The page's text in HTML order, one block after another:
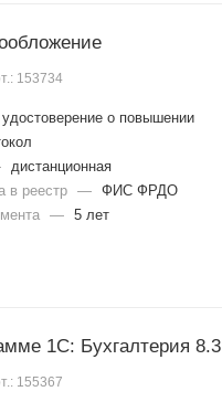
153734
удостоверение о повышении
дистанционная
в реестр
— ФИС ФРДО
— 5 лет
1С: Бухгалтерия 8.3
155367